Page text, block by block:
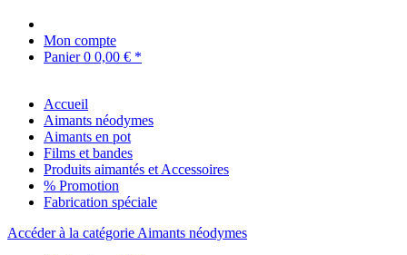
Mon compte
Panier0 0,00 € *
Accueil
Aimants néodymes
Aimants en pot
Films et bandes
Produits aimantés et Accessoires
% Promotion
Fabrication spéciale
Accéder à la catégorie Aimants néodymes